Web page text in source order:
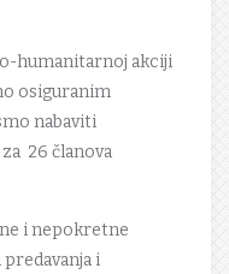
humanitarnoj akciji
osiguranim
nabaviti
26 članova
i nepokretne
i